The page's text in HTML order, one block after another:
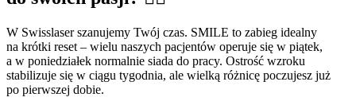
W Swisslaser szanujemy Twój czas. SMILE to zabieg idealny
na krótki reset – wielu naszych pacjentów operuje się w piątek,
a w poniedziałek normalnie siada do pracy. Ostrość wzroku
stabilizuje się w ciągu tygodnia, ale wielką różnicę poczujesz już
po pierwszej dobie.